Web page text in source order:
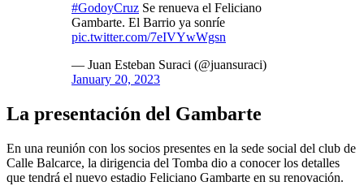
#GodoyCruz Se renueva el Feliciano
Gambarte. El Barrio ya sonríe
pic.twitter.com/7eIVYwWgsn
— Juan Esteban Suraci (@juansuraci)
January 20, 2023
La presentación del Gambarte
En una reunión con los socios presentes en la sede social del club de
Calle Balcarce, la dirigencia del Tomba dio a conocer los detalles
que tendrá el nuevo estadio Feliciano Gambarte en su renovación.